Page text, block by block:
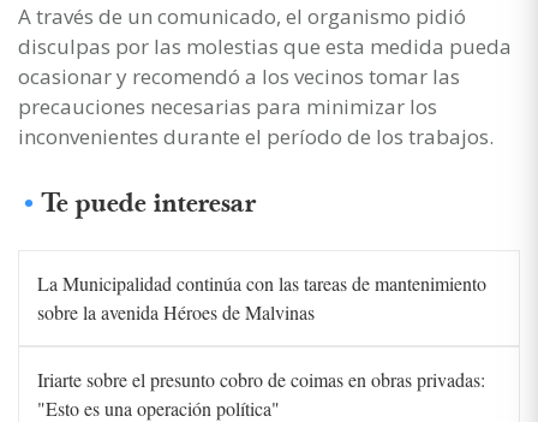
A través de un comunicado, el organismo pidió
disculpas por las molestias que esta medida pueda
ocasionar y recomendó a los vecinos tomar las
precauciones necesarias para minimizar los
inconvenientes durante el período de los trabajos.
Te puede interesar
La Municipalidad continúa con las tareas de mantenimiento
sobre la avenida Héroes de Malvinas
Iriarte sobre el presunto cobro de coimas en obras privadas:
"Esto es una operación política"